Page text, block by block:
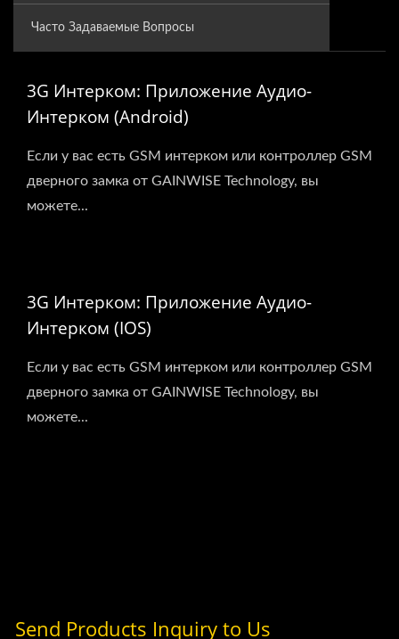
Часто Задаваемые Вопросы
3G Интерком: Приложение Аудио-
Интерком (Android)
Если у вас есть GSM интерком или контроллер GSM
дверного замка от GAINWISE Technology, вы
можете...
3G Интерком: Приложение Аудио-
Интерком (iOS)
Если у вас есть GSM интерком или контроллер GSM
дверного замка от GAINWISE Technology, вы
можете...